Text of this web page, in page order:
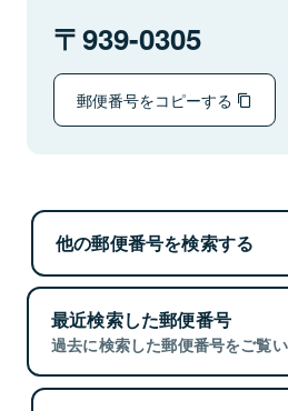
939-0305
郵便番号をコピーする
他の郵便番号を検索する
最近検索した郵便番号
過去に検索した郵便番号をご覧い